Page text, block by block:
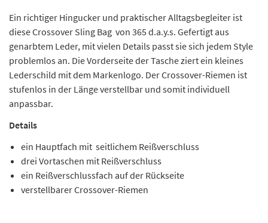
Ein richtiger Hingucker und praktischer Alltagsbegleiter ist
diese Crossover Sling Bag von 365 d.a.y.s. Gefertigt aus
genarbtem Leder, mit vielen Details passt sie sich jedem Style
problemlos an. Die Vorderseite der Tasche ziert ein kleines
Lederschild mit dem Markenlogo. Der Crossover-Riemen ist
stufenlos in der Länge verstellbar und somit individuell
anpassbar.
Details
ein Hauptfach mit seitlichem Reißverschluss
drei Vortaschen mit Reißverschluss
ein Reißverschlussfach auf der Rückseite
verstellbarer Crossover-Riemen